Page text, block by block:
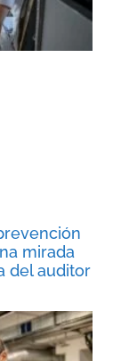
mirada
del auditor